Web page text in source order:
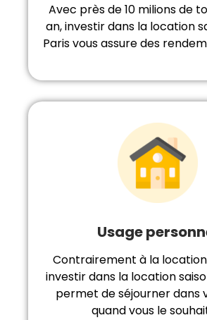
Avec près de 10 milions de
an, investir dans la location
Paris vous assure des
Usage
Contrairement à la
investir dans la location
permet de séjourner dans
quand vous le